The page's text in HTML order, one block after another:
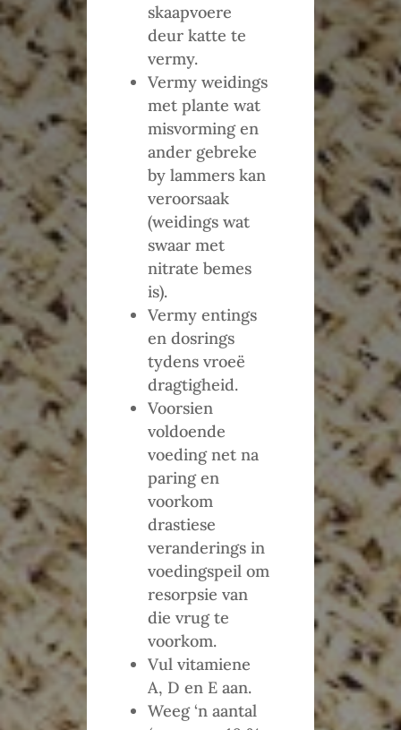
skaapvoere
deur katte te
vermy.
Vermy weidings
met plante wat
misvorming en
ander gebreke
by lammers kan
veroorsaak
(weidings wat
swaar met
nitrate bemes
is).
Vermy entings
en dosrings
tydens vroeë
dragtigheid.
Voorsien
voldoende
voeding net na
paring en
voorkom
drastiese
veranderings in
voedingspeil om
resorpsie van
die vrug te
voorkom.
Vul vitamiene
A, D en E aan.
Weeg ‘n aantal